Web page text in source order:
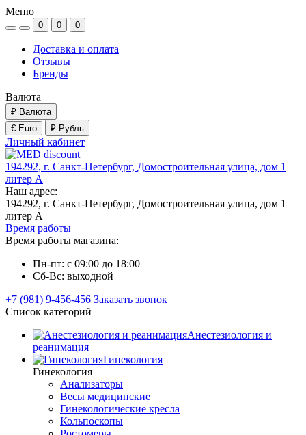
Меню
0 0 0
Доставка и оплата
Отзывы
Бренды
Валюта
₽ Валюта
€ Euro
₽ Рубль
Личный кабинет
194292, г. Санкт-Петербург, Домостроительная улица, дом 1
литер А
Наш адрес:
194292, г. Санкт-Петербург, Домостроительная улица, дом 1
литер А
Время работы
Время работы магазина:
Пн-пт: с 09:00 до 18:00
Сб-Вс: выходной
+7 (981) 9-456-456 Заказать звонок
Список категорий
Анестезиология и
реанимация
Гинекология
Гинекология
Анализаторы
Весы медицинские
Гинекологические кресла
Кольпоскопы